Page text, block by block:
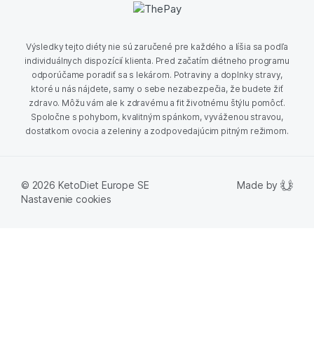
Výsledky tejto diéty nie sú zaručené pre každého a líšia sa podľa
individuálnych dispozícií klienta. Pred začatím diétneho programu
odporúčame poradiť sa s lekárom. Potraviny a doplnky stravy,
ktoré u nás nájdete, samy o sebe nezabezpečia, že budete žiť
zdravo. Môžu vám ale k zdravému a fit životnému štýlu pomôcť.
Spoločne s pohybom, kvalitným spánkom, vyváženou stravou,
dostatkom ovocia a zeleniny a zodpovedajúcim pitným režimom.
© 2026 KetoDiet Europe SE
Nastavenie cookies
Made by